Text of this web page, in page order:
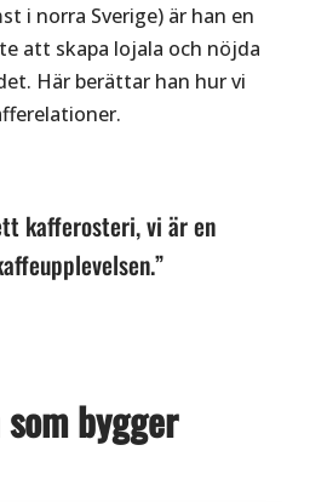
i norra Sverige) är han en
att skapa lojala och nöjda
Här berättar han hur vi
kafferosteri, vi är en
bygger